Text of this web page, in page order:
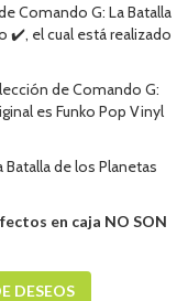
Comando G: La Batalla
✔️, el cual está realizado
de Comando G:
es Funko Pop Vinyl
de los Planetas
en caja NO SON
DESEOS